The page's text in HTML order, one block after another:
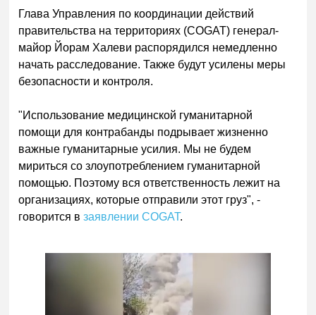
Глава Управления по координации действий
правительства на территориях (COGAT) генерал-
майор Йорам Халеви распорядился немедленно
начать расследование. Также будут усилены меры
безопасности и контроля.
"Использование медицинской гуманитарной
помощи для контрабанды подрывает жизненно
важные гуманитарные усилия. Мы не будем
мириться со злоупотреблением гуманитарной
помощью. Поэтому вся ответственность лежит на
организациях, которые отправили этот груз", -
говорится взаявлении COGAT.